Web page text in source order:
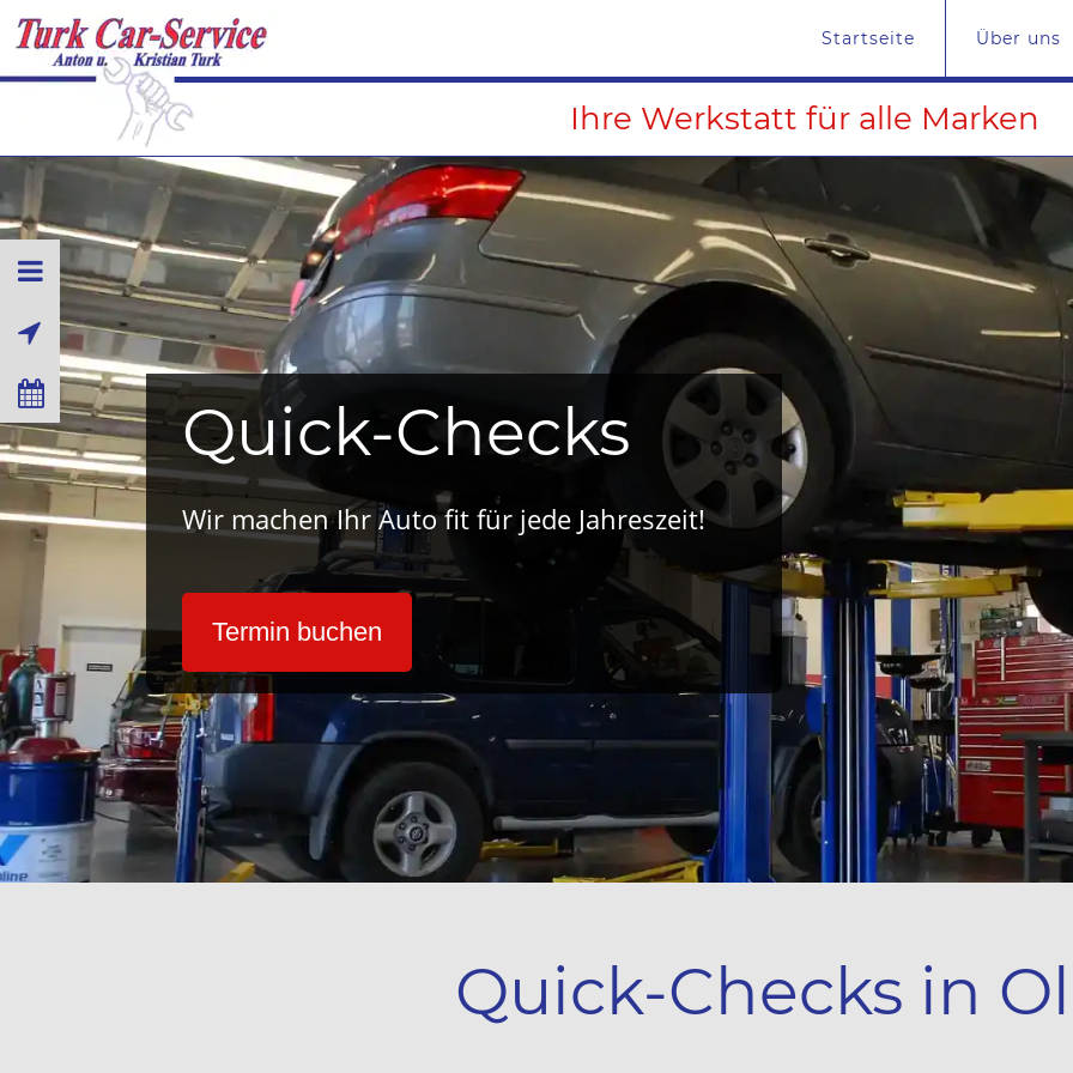
Startseite Über uns
Ihre Werkstatt für alle Marken
Quick-Checks
Wir machen Ihr Auto fit für jede Jahreszeit!
Termin buchen
Quick-Checks in